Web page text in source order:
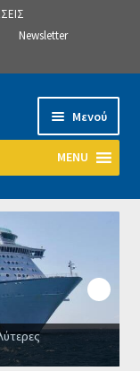
Newsletter
Μενού
MENU
Οι